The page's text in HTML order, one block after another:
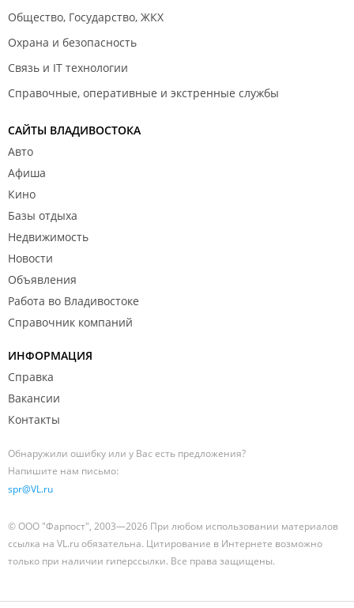
Общество, Государство, ЖКХ
Охрана и безопасность
Связь и IT технологии
Справочные, оперативные и экстренные службы
САЙТЫ ВЛАДИВОСТОКА
Авто
Афиша
Кино
Базы отдыха
Недвижимость
Новости
Объявления
Работа во Владивостоке
Справочник компаний
ИНФОРМАЦИЯ
Справка
Вакансии
Контакты
Обнаружили ошибку или у Вас есть предложения?
Напишите нам письмо:
spr@VL.ru
© ООО "Фарпост", 2003—2026 При любом использовании материалов
ссылка на VL.ru обязательна. Цитирование в Интернете возможно
только при наличии гиперссылки. Все права защищены.